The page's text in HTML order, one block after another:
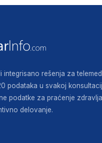
integrisano rešenja za
podataka u svakoj
podatke za praćenje zdravlja
delovanje.